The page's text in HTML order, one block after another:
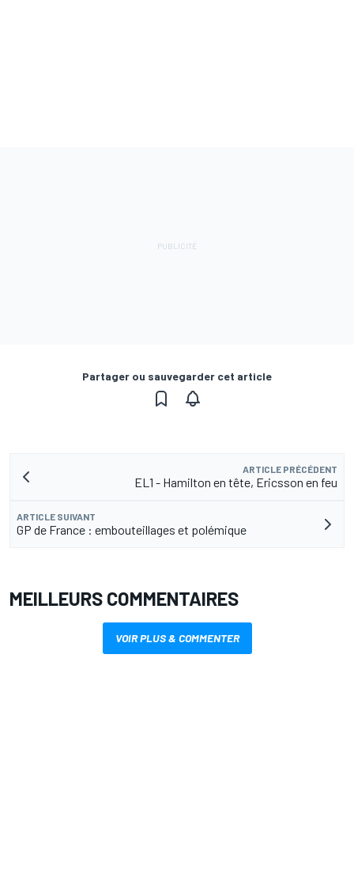
Partager ou sauvegarder cet article
ARTICLE PRÉCÉDENT
EL1 - Hamilton en tête, Ericsson en feu
ARTICLE SUIVANT
GP de France : embouteillages et polémique
MEILLEURS COMMENTAIRES
VOIR PLUS & COMMENTER